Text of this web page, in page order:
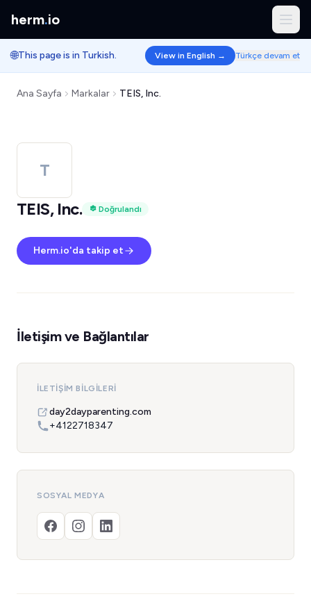
herm.io
🌐This page is in Turkish. View in English → Türkçe devam et
Ana Sayfa Markalar TEIS, Inc.
T
TEIS, Inc.
Doğrulandı
Herm.io'da takip et
İletişim ve Bağlantılar
İLETIŞIM BILGILERI
day2dayparenting.com
+4122718347
SOSYAL MEDYA